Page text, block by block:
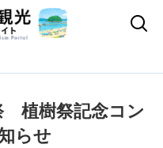
植樹祭記念コン
らせ